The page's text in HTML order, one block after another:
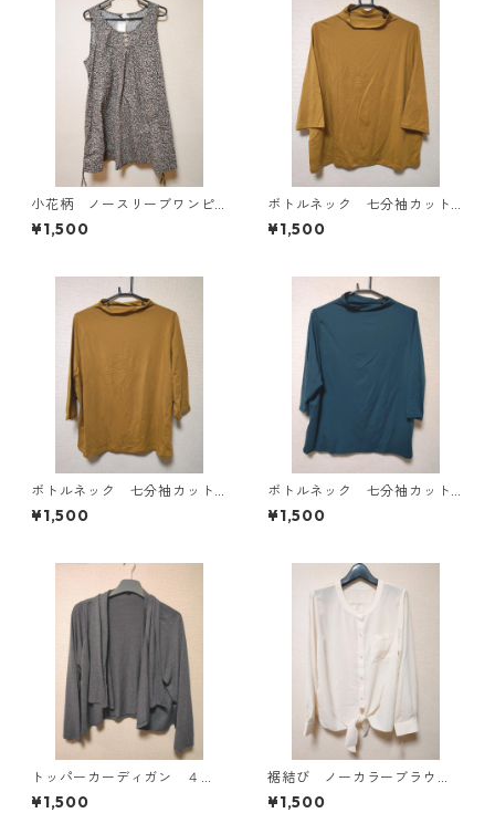
小花柄 ノースリーブワンピ
ース ４Ｌ ブラック KAE-
4819
¥1,500
ボトルネック 七分袖カット
ソー ４Ｌ マスタード KA
E-4818
¥1,500
ボトルネック 七分袖カット
ソー ４Ｌ マスタード KA
E-4816
¥1,500
ボトルネック 七分袖カット
ソー ４Ｌ ティールグリー
ン KAE-4815
¥1,500
トッパーカーディガン ４
Ｌ グレー KAE-4814
¥1,500
裾結び ノーカラーブラウ
ス ３Ｌ アイボリー KAE-
¥1,500